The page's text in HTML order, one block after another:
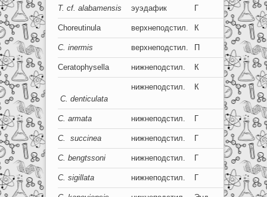
T. сf. alabamensis эуэдафик Г 5+5
Choreutinula верхнеподстил. К 8
С. inermis верхнеподстил. П 8+8
Ceratophysella нижнеподстил. К 8
С. denticulata
нижнеподстил. К 8+8
С. armata нижнеподстил. Г 8+8
C. succinea нижнеподстил. Г 8+8
С. bengtssoni нижнеподстил. Г 8+8
С. sigillata нижнеподстил. Г 8+8